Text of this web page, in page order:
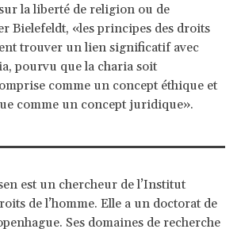
la liberté de religion ou de
Bielefeldt, «les principes des droits
trouver un lien significatif avec
pourvu que la charia soit
comme un concept éthique et
comme un concept juridique».
est un chercheur de l’Institut
de l’homme. Elle a un doctorat de
Ses domaines de recherche